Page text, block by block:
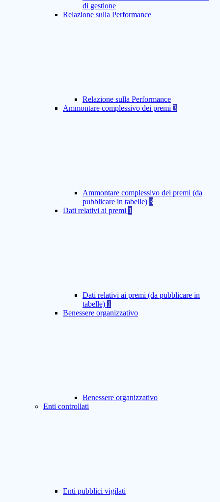
di gestione
Relazione sulla Performance
Relazione sulla Performance
Ammontare complessivo dei premi 3
Ammontare complessivo dei premi (da
pubblicare in tabelle) 3
Dati relativi ai premi 1
Dati relativi ai premi (da pubblicare in
tabelle) 1
Benessere organizzativo
Benessere organizzativo
Enti controllati
Enti pubblici vigilati